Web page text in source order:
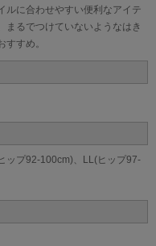
ルに合わせやすい便利なアイテ
まるでつけていないようなはき
すめ。
ップ92-100cm)、LL(ヒップ97-